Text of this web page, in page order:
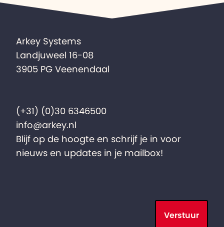
Arkey Systems
Landjuweel 16-08
3905 PG Veenendaal
(+31) (0)30 6346500
info@arkey.nl
Blijf op de hoogte en schrijf je in voor
nieuws en updates in je mailbox!
Verstuur